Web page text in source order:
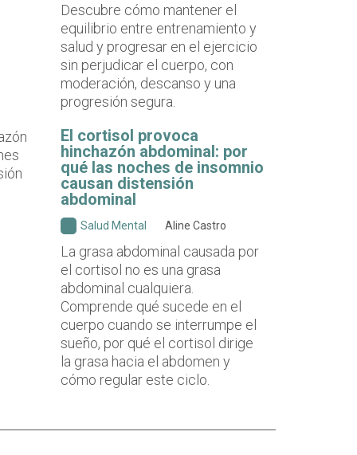
Descubre cómo mantener el
equilibrio entre entrenamiento y
salud y progresar en el ejercicio
sin perjudicar el cuerpo, con
moderación, descanso y una
progresión segura.
El cortisol provoca
hinchazón abdominal: por
qué las noches de insomnio
causan distensión
abdominal
Salud Mental Aline Castro
La grasa abdominal causada por
el cortisol no es una grasa
abdominal cualquiera.
Comprende qué sucede en el
cuerpo cuando se interrumpe el
sueño, por qué el cortisol dirige
la grasa hacia el abdomen y
cómo regular este ciclo.